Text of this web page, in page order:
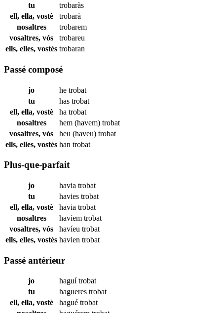
tu
trobaràs
ell, ella, vostè
trobarà
nosaltres
trobarem
vosaltres, vós
trobareu
ells, elles, vostès trobaran
Passé composé
jo he trobat
tu
has trobat
ell, ella, vostè
ha trobat
nosaltres
hem (havem) trobat
vosaltres, vós
heu (haveu) trobat
ells, elles, vostès han trobat
Plus-que-parfait
jo havia trobat
tu
havies trobat
ell, ella, vostè
havia trobat
nosaltres
havíem trobat
vosaltres, vós
havíeu trobat
ells, elles, vostès havien trobat
Passé antérieur
jo haguítrobat
tu
hagueres trobat
ell, ella, vostè
hagué trobat